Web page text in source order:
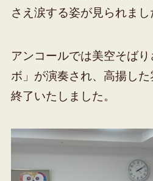
さえ涙する姿が見られまし
アンコールでは美空そば
ボ」が演奏され、高揚し
終了いたしました。